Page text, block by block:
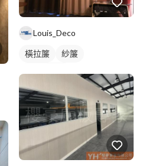
Louis_Deco
橫拉簾
紗簾